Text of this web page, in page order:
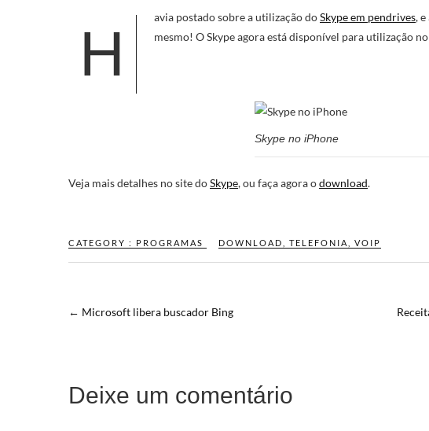
H
avia postado sobre a utilização doSkype em pendrives,
mesmo! O Skype agora está disponível para utilização
Skype no iPhone
Veja mais detalhes no site doSkype, ou faça agora odownload.
CATEGORY : PROGRAMAS DOWNLOAD TELEFONIA VOIP
← Microsoft libera buscador Bing
Deixe um comentário